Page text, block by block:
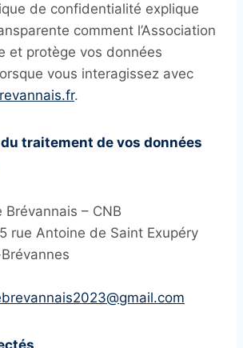
de confidentialité explique
comment l’Association
et protège vos données
vous interagissez avec
.
traitement de vos données
– CNB
rue Antoine de Saint Exupéry